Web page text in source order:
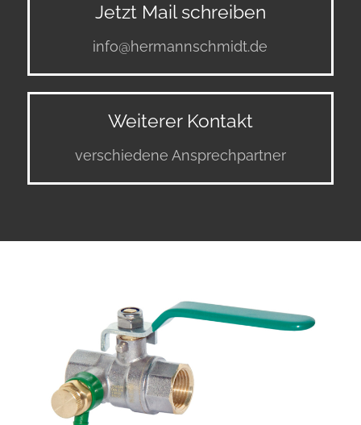
Jetzt Mail schreiben
info@hermannschmidt.de
Weiterer Kontakt
verschiedene Ansprechpartner